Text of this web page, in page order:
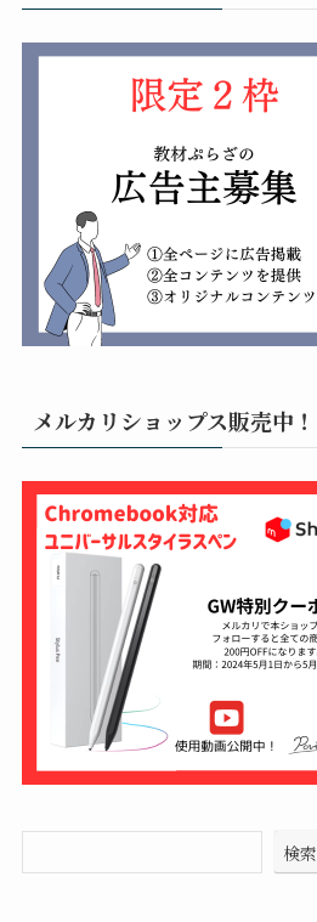
メルカリショップス販売中！
検索